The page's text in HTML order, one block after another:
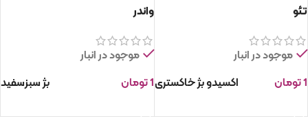
تئو
موجود در انبار
1تومان اکسیدوبژخاکستری
واندر
موجود در انبار
1تومان بژسبزسفید